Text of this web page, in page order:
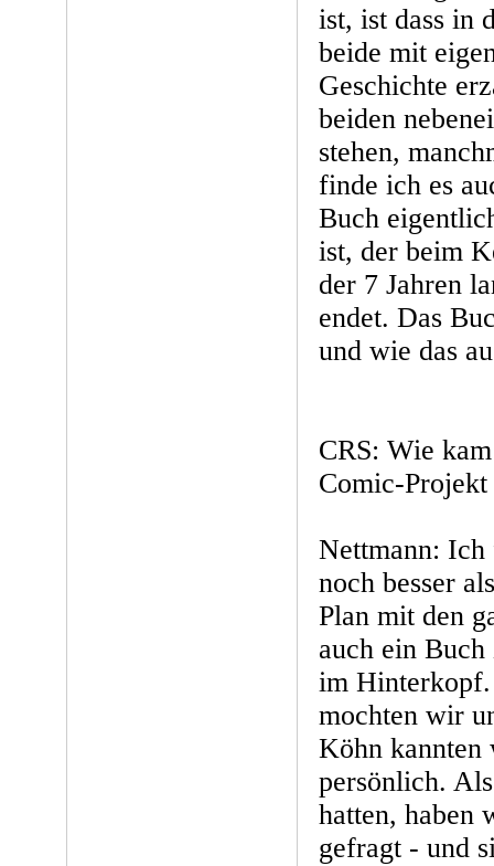
ist, ist dass in
beide mit
Geschichte
beiden
stehen,
finde ich es
Buch
ist, der beim
der 7 Jahren
endet. Das
und wie das
CRS: Wie
Comic-Projekt
Nettmann:
noch besser
Plan mit den
auch ein
im Hinterkopf.
mochten wir
Köhn kannten
persönlich.
hatten, haben
gefragt - und